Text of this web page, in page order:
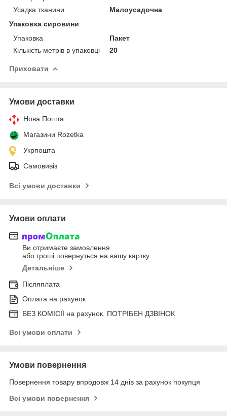
Усадка тканини
Малоусадочна
Упаковка сировини
Упаковка
Пакет
Кількість метрів в упаковці
20
Приховати
Умови доставки
Нова Пошта
Магазини Rozetka
Укрпошта
Самовивіз
Всі умови доставки
Умови оплати
Ви отримаєте замовлення
або гроші повернуться на вашу картку
Детальніше
Післяплата
Оплата на рахунок
БЕЗ КОМІСІЇ на рахунок. ПОТРІБЕН ДЗВІНОК
Всі умови оплати
Умови повернення
Повернення товару впродовж 14 днів за рахунок покупця
Всі умови повернення